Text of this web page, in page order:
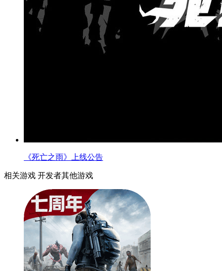
《死亡之雨》上线公告
相关游戏 开发者其他游戏